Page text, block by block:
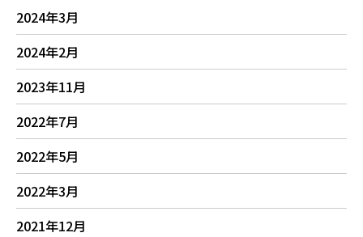
2024年3月
2024年2月
2023年11月
2022年7月
2022年5月
2022年3月
2021年12月